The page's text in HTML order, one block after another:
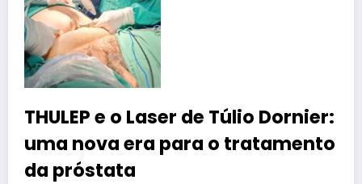
THULEP e o Laser de Túlio Dornier:
uma nova era para o tratamento
da próstata